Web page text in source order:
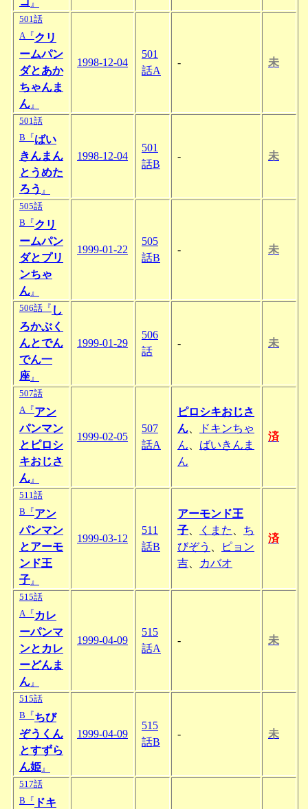
』
501話
A『クリ
ームパン
ダとあか
ちゃんま
ん 』
1998-12-04
501
話A
- 未
501話
B『ばい
きんまん
とうめた
ろう 』
1998-12-04
501
話B
- 未
505話
B『クリ
ームパン
ダとプリ
ンちゃ
ん 』
1999-01-22
505
話B
- 未
506話『 し
ろかぶく
んとでん
でん一
座 』
1999-01-29
506
話
- 未
507話
A『アン
パンマン
とピロシ
キおじさ
ん 』
1999-02-05
507
話A
ピロシキおじさ
ん
ドキンちゃ
ん
ばいきんま
ん
済
511話
B『アン
パンマン
とアーモ
ンド王
子 』
1999-03-12
511
話B
アーモンド王
子
くまた
ち
びぞう
ピョン
吉
カバオ
済
515話
A『 カレ
ーパンマ
ンとカレ
ーどんま
ん 』
1999-04-09
515
話A
- 未
515話
B『ちび
ぞうくん
とすずら
ん姫 』
1999-04-09
515
話B
- 未
517話
B『 ドキ